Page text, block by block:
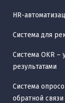
HR-
Система для
Система OKR
результатами
Система
обратной связи